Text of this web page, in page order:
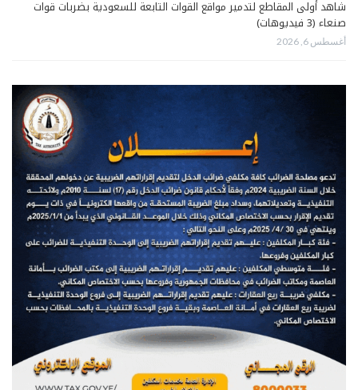
شاهد أولى المقاطع لتدمير مواقع القوات التابعة للسعودية بضربات قوات
صنعاء (3 فيديوهات)
أغسطس 6, 2026